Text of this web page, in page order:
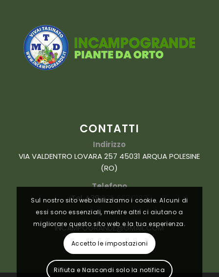
CONTATTI
Indirizzo
VIA VALDENTRO LOVARA 257 45031 ARQUA POLESINE
(RO)
Telefono
Tel. +39335 663 2183
INCAMPOGRANDE@GMAIL.COM
Sul nostro sito web utilizziamo i cookie. Alcuni di
essi sono essenziali, mentre altri ci aiutano a
migliorare questo sito web e la tua esperienza.
Accetto le impostazioni
Rifiuta e Nascondi solo la notifica